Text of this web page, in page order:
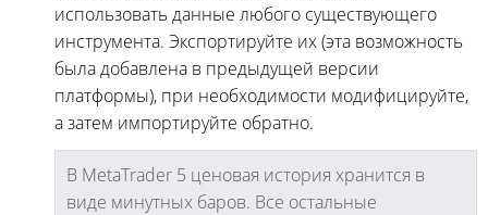
использовать данные любого существующего
инструмента. Экспортируйте их (эта возможность
была добавлена в предыдущей версии
платформы), при необходимости модифицируйте,
а затем импортируйте обратно.
В MetaTrader 5 ценовая история хранится в
виде минутных баров. Все остальные